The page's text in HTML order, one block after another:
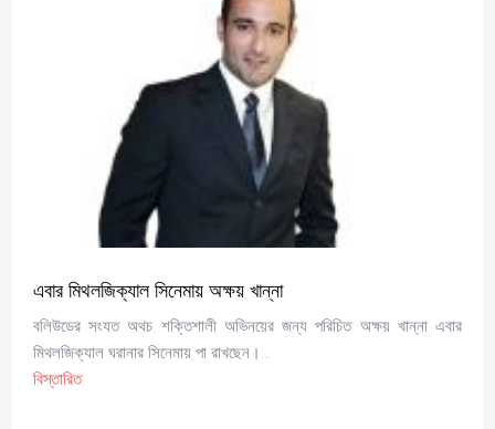
এবার মিথলজিক্যাল সিনেমায় অক্ষয় খান্না
বলিউডের সংযত অথচ শক্তিশালী অভিনয়ের জন্য পরিচিত অক্ষয় খান্না এবার
মিথলজিক্যাল ঘরানার সিনেমায় পা রাখছেন।...
বিস্তারিত